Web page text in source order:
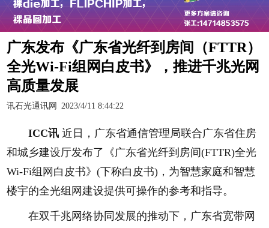
广东发布《广东省光纤到房间（FTTR）
全光Wi-Fi组网白皮书》，推进千兆光网
高质量发展
讯石光通讯网 2023/4/11 8:44:22
ICC讯近日，广东省通信管理局联合广东省住房
和城乡建设厅发布了《广东省光纤到房间(FTTR)全光
Wi-Fi组网白皮书》(下称白皮书)，为智慧家庭和智慧
楼宇的全光组网建设提供可操作的参考和指导。
在双千兆网络协同发展的推动下，广东省宽带网